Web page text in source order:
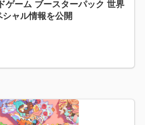
ゲーム ブースターパック 世界
ャル情報を公開